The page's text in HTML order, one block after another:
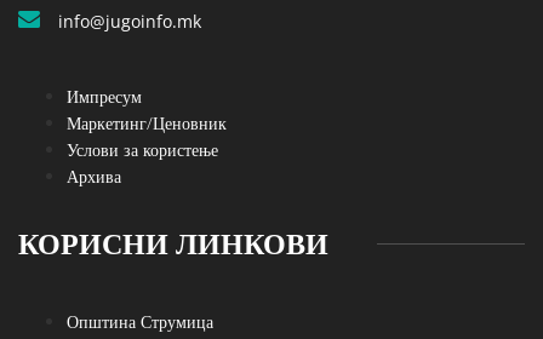
info@jugoinfo.mk
Импресум
Маркетинг/Ценовник
Услови за користење
Архива
КОРИСНИ ЛИНКОВИ
Општина Струмица